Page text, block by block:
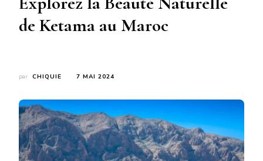
de Ketama au Maroc
par CHIQUIE 7 MAI 2024